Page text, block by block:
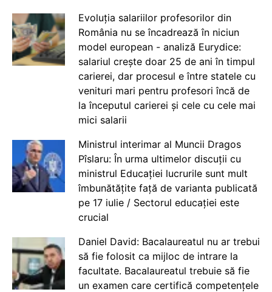
Evoluția salariilor profesorilor din
România nu se încadrează în niciun
model european - analiză Eurydice:
salariul crește doar 25 de ani în timpul
carierei, dar procesul e între statele cu
venituri mari pentru profesori încă de
la începutul carierei și cele cu cele mai
mici salarii
Ministrul interimar al Muncii Dragos
Pîslaru: În urma ultimelor discuții cu
ministrul Educației lucrurile sunt mult
îmbunătățite față de varianta publicată
pe 17 iulie / Sectorul educației este
crucial
Daniel David: Bacalaureatul nu ar trebui
să fie folosit ca mijloc de intrare la
facultate. Bacalaureatul trebuie să fie
un examen care certifică competențele